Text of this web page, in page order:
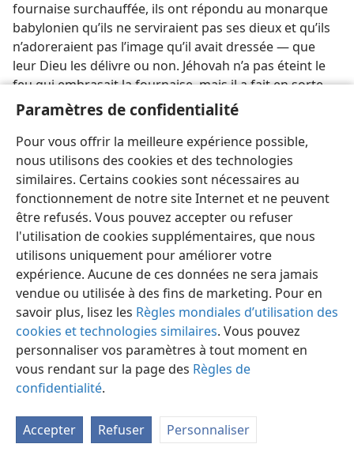
Paramètres de confidentialité
Pour vous offrir la meilleure expérience possible,
nous utilisons des cookies et des technologies
similaires. Certains cookies sont nécessaires au
fonctionnement de notre site Internet et ne peuvent
être refusés. Vous pouvez accepter ou refuser
l'utilisation de cookies supplémentaires, que nous
utilisons uniquement pour améliorer votre
expérience. Aucune de ces données ne sera jamais
vendue ou utilisée à des fins de marketing. Pour en
savoir plus, lisez les Règles mondiales d’utilisation des
cookies et technologies similaires. Vous pouvez
personnaliser vos paramètres à tout moment en
vous rendant sur la page des Règles de
confidentialité.
Accepter Refuser Personnaliser
fournaise surchauffée, ils ont répondu au monarque
babylonien qu’ils ne serviraient pas ses dieux et qu’ils
n’adoreraient pas l’image qu’il avait dressée — que
leur Dieu les délivre ou non. Jéhovah n’a pas éteint le
feu qui embrasait la fournaise, mais il a fait en sorte
que les trois Hébreux ne subissent aucun dommage
demeurer intègres à Dieu, même si des ennemis en
viennent à menacer notre vie. —Révélation 2:10
sont ceux qui, grâce à la foi, “ont été rendus puissants”? c) Quels sont
ceux qui “sont devenus vaillants à la guerre” et “ont mis en déroute
les armées des étrangers”?
11David a “échappé au tranchant de l’épée” des
hommes de Saül (I Samuel 19:9-17). Les prophètes Élie
et Élisée ont aussi échappé à la mort par l’épée (I Rois
19:1-3; II Rois 6:11-23 ). Cependant, quels sont ceux qui,
‘de faiblesqu’ils étaient, ont été rendus puissants
grâce à la foi’? Gédéon, par exemple, considérait que
lui-​même et ses hommes étaient trop faibles pour
sauver Israël des Madianites, mais il a été ‘rendu
puissant’ par Dieu, qui lui a donné la victoire, et avec
trois cents hommes seulement (Juges 6:14-16;